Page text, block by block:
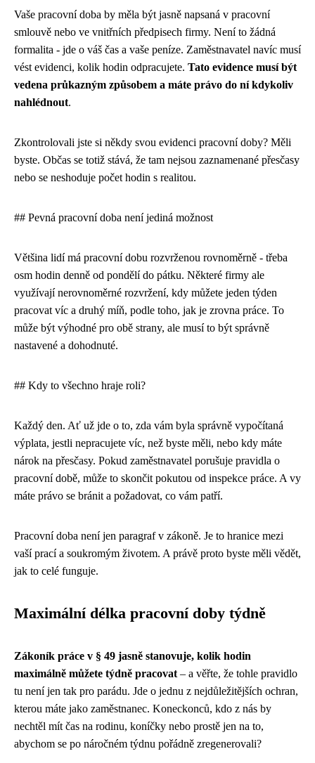
Vaše pracovní doba by měla být jasně napsaná v pracovní
smlouvě nebo ve vnitřních předpisech firmy. Není to žádná
formalita - jde o váš čas a vaše peníze. Zaměstnavatel navíc musí
vést evidenci, kolik hodin odpracujete. Tato evidence musí být
vedena průkazným způsobem a máte právo do ní kdykoliv
nahlédnout.
Zkontrolovali jste si někdy svou evidenci pracovní doby? Měli
byste. Občas se totiž stává, že tam nejsou zaznamenané přesčasy
nebo se neshoduje počet hodin s realitou.
## Pevná pracovní doba není jediná možnost
Většina lidí má pracovní dobu rozvrženou rovnoměrně - třeba
osm hodin denně od pondělí do pátku. Některé firmy ale
využívají nerovnoměrné rozvržení, kdy můžete jeden týden
pracovat víc a druhý míň, podle toho, jak je zrovna práce. To
může být výhodné pro obě strany, ale musí to být správně
nastavené a dohodnuté.
## Kdy to všechno hraje roli?
Každý den. Ať už jde o to, zda vám byla správně vypočítaná
výplata, jestli nepracujete víc, než byste měli, nebo kdy máte
nárok na přesčasy. Pokud zaměstnavatel porušuje pravidla o
pracovní době, může to skončit pokutou od inspekce práce. A vy
máte právo se bránit a požadovat, co vám patří.
Pracovní doba není jen paragraf v zákoně. Je to hranice mezi
vaší prací a soukromým životem. A právě proto byste měli vědět,
jak to celé funguje.
Maximální délka pracovní doby týdně
Zákoník práce v § 49 jasně stanovuje, kolik hodin
maximálně můžete týdně pracovat – a věřte, že tohle pravidlo
tu není jen tak pro parádu. Jde o jednu z nejdůležitějších ochran,
kterou máte jako zaměstnanec. Koneckonců, kdo z nás by
nechtěl mít čas na rodinu, koníčky nebo prostě jen na to,
abychom se po náročném týdnu pořádně zregenerovali?